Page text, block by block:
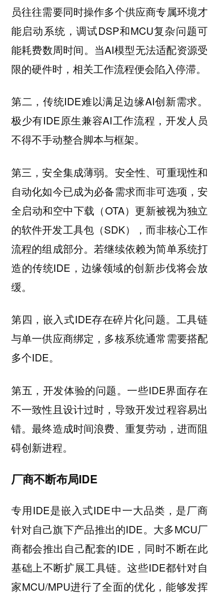
员往往需要同时操作多个供应商专属环境才
能启动系统，调试DSP和MCU复杂问题可
能耗费数周时间。当AI模型无法适配资源受
限的硬件时，相关工作流程便会陷入停滞。
第二，传统IDE难以满足边缘AI创新需求。
极少有IDE原生兼容AI工作流程，开发人员
不得不手动整合脚本与框架。
第三，安全集成薄弱。安全性、可重现性和
自动化如今已成为必备需求而非可选项，安
全启动和空中下载（OTA）更新被视为独立
的软件开发工具包（SDK），而非核心工作
流程的组成部分。若继续依赖为简单系统打
造的传统IDE，边缘领域的创新步伐将会放
缓。
第四，嵌入式IDE存在碎片化问题。工具链
与单一供应商绑定，多核系统通常需要搭配
多个IDE。
第五，开发体验的问题。一些IDE界面存在
不一致性且设计过时，导致开发过程容易出
错。最终造成时间浪费、重复劳动，进而阻
碍创新进程。
厂商不断布局IDE
专用IDE是嵌入式IDE中一大品类，是厂商
针对自己旗下产品推出的IDE。大多MCU厂
商都会推出自己配套的IDE，同时不断在此
基础上不断扩展工具链。这些IDE都针对自
家MCU/MPU进行了全面的优化，能够发挥